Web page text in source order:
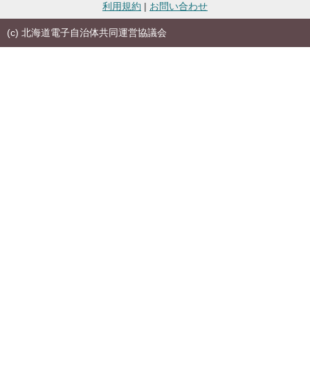
利用規約 | お問い合わせ
(c) 北海道電子自治体共同運営協議会